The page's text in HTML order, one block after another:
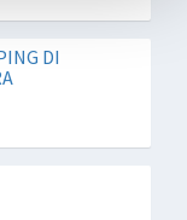
DI